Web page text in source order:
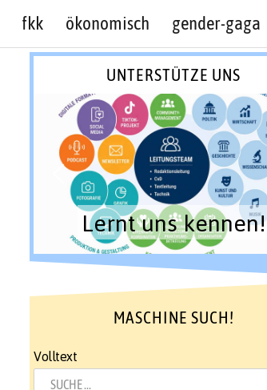
fkk ökonomisch gender-gaga
UNTERSTÜTZE UNS
Lernt uns kennen!
MASCHINE SUCH!
Volltext